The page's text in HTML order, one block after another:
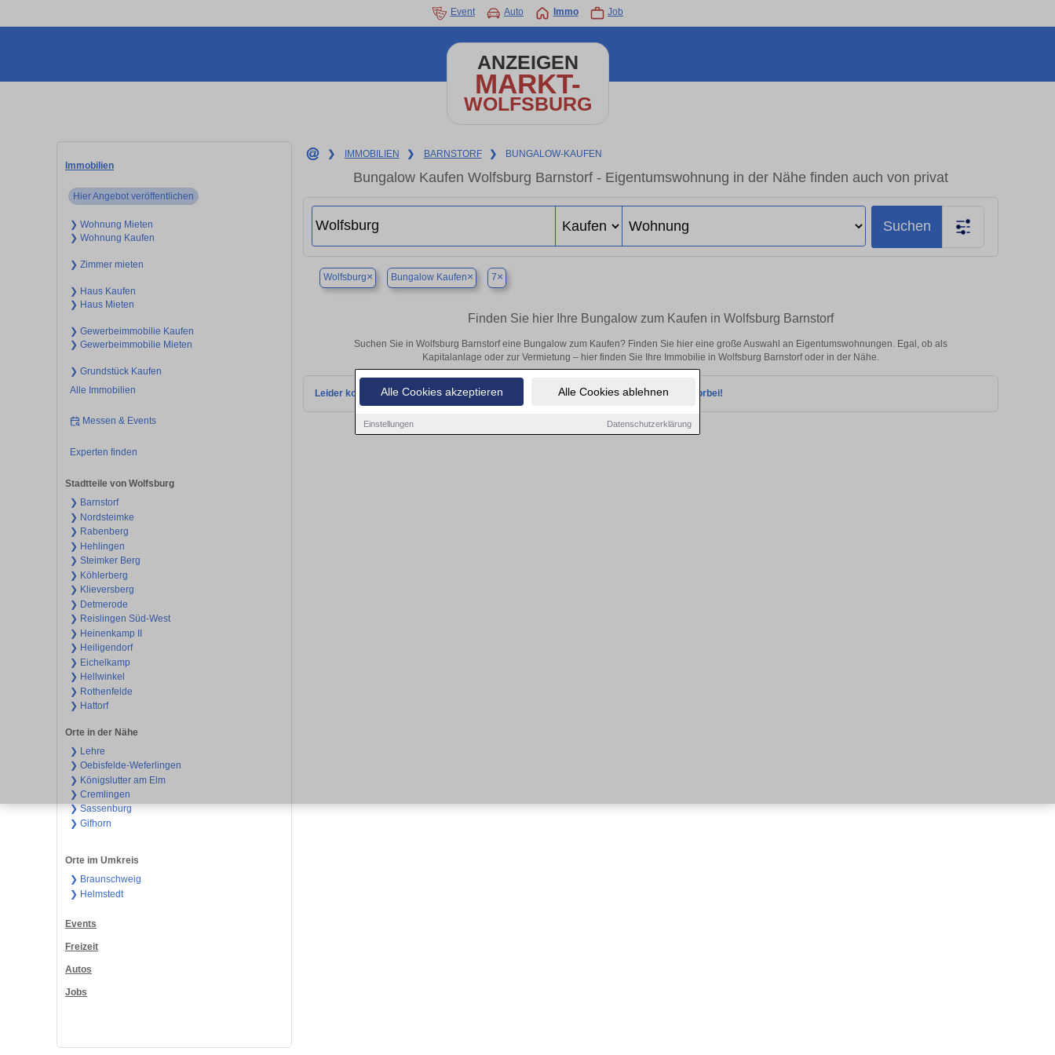
Alle Cookies akzeptieren Alle Cookies ablehnen
Einstellungen Datenschutzerklärung
Event Auto Immo Job
ANZEIGEN
MARKT-
WOLFSBURG
Immobilien
Hier Angebot veröffentlichen
❯ Wohnung Mieten
❯ Wohnung Kaufen
❯ Zimmer mieten
❯ Haus Kaufen
❯ Haus Mieten
❯ Gewerbeimmobilie Kaufen
❯ Gewerbeimmobilie Mieten
❯ Grundstück Kaufen
Alle Immobilien
Messen & Events
Experten finden
Stadtteile von Wolfsburg
❯ Barnstorf
❯ Nordsteimke
❯ Rabenberg
❯ Hehlingen
❯ Steimker Berg
❯ Köhlerberg
❯ Klieversberg
❯ Detmerode
❯ Reislingen Süd-West
❯ Heinenkamp II
❯ Heiligendorf
❯ Eichelkamp
❯ Hellwinkel
❯ Rothenfelde
❯ Hattorf
Orte in der Nähe
❯ Lehre
❯ Oebisfelde-Weferlingen
❯ Königslutter am Elm
❯ Cremlingen
❯ Sassenburg
❯ Gifhorn
Orte im Umkreis
❯ Braunschweig
❯ Helmstedt
Events
Freizeit
Autos
Jobs
❯ IMMOBILIEN ❯ BARNSTORF ❯ BUNGALOW-KAUFEN
Bungalow Kaufen Wolfsburg Barnstorf - Eigentumswohnung in der Nähe finden auch von privat
Suchen
Wolfsburg× Bungalow Kaufen× 7×
Finden Sie hier Ihre Bungalow zum Kaufen in Wolfsburg Barnstorf
Suchen Sie in Wolfsburg Barnstorf eine Bungalow zum Kaufen? Finden Sie hier eine große Auswahl an Eigentumswohnungen. Egal, ob als
Kapitalanlage oder zur Vermietung – hier finden Sie Ihre Immobilie in Wolfsburg Barnstorf oder in der Nähe.
Leider konnten wir derzeit keine passenden Objekte finden. Schauen Sie bald wieder vorbei!